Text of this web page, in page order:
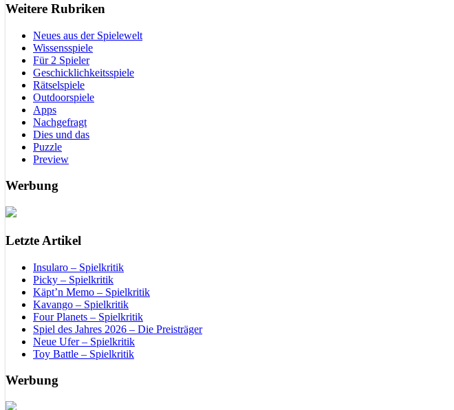
Weitere Rubriken
Neues aus der Spielewelt
Wissensspiele
Für 2 Spieler
Geschicklichkeitsspiele
Rätselspiele
Outdoorspiele
Apps
Nachgefragt
Dies und das
Puzzle
Preview
Werbung
Letzte Artikel
Insularo – Spielkritik
Picky – Spielkritik
Käpt’n Memo – Spielkritik
Kavango – Spielkritik
Four Planets – Spielkritik
Spiel des Jahres 2026 – Die Preisträger
Neue Ufer – Spielkritik
Toy Battle – Spielkritik
Werbung